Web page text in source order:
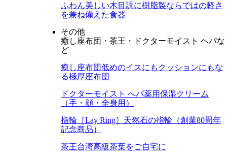
ふわん美しい木目調に樹脂製ならではの軽さ
を兼ね備えた食器
その他
癒し座布団・茶王・ドクターモイスト ヘパな
ど
癒し座布団低めのイスにもクッションにもな
る極厚座布団
ドクターモイスト へパ薬用保湿クリーム
（手・顔・全身用）
指輪［Lay Ring］ 天然石の指輪（創業80周年
記念商品）
茶王台湾高級茶葉をご自宅に